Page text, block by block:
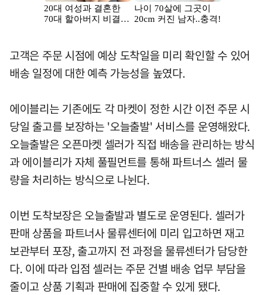
고객은 주문 시점에 예상 도착일을 미리 확인할 수 있어
배송 일정에 대한 예측 가능성을 높였다.
에이블리는 기존에도 각 마켓이 정한 시간 이전 주문 시
당일 출고를 보장하는 '오늘출발' 서비스를 운영해왔다.
오늘출발은 오픈마켓 셀러가 직접 배송을 관리하는 방식
과 에이블리가 자체 풀필먼트를 통해 파트너스 셀러 물
량을 처리하는 방식으로 나뉜다.
이번 도착보장은 오늘출발과 별도로 운영된다. 셀러가
판매 상품을 파트너사 물류센터에 미리 입고하면 재고
보관부터 포장, 출고까지 전 과정을 물류센터가 담당한
다. 이에 따라 입점 셀러는 주문 건별 배송 업무 부담을
줄이고 상품 기획과 판매에 집중할 수 있게 됐다.